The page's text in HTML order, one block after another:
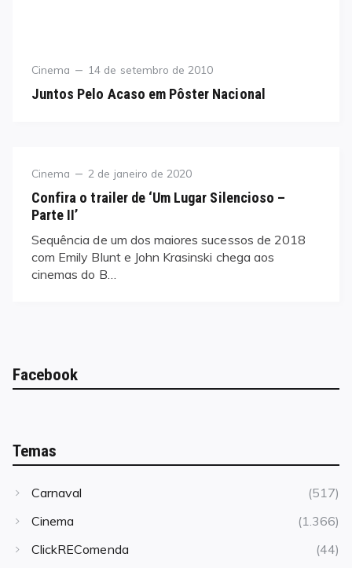
Category
Cinema
Posted
14 de setembro de 2010
Juntos Pelo Acaso em Pôster Nacional
Category
Cinema
Posted
2 de janeiro de 2020
Confira o trailer de ‘Um Lugar Silencioso –
Parte II’
Sequência de um dos maiores sucessos de 2018
com Emily Blunt e John Krasinski chega aos
cinemas do B…
Facebook
Temas
Carnaval
(517)
Cinema
(1.366)
ClickREComenda
(44)